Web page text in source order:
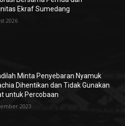
Ekraf Sumedang
2026
Minta Penyebaran Nyamuk
Dihentikan dan Tidak Gunakan
untuk Percobaan
2023